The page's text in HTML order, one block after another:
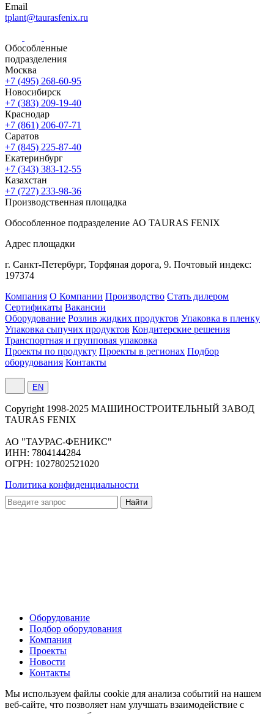
Email
tplant@taurasfenix.ru
Обособленные
подразделения
Москва
+7 (495) 268-60-95
Новосибирск
+7 (383) 209-19-40
Краснодар
+7 (861) 206-07-71
Саратов
+7 (845) 225-87-40
Екатеринбург
+7 (343) 383-12-55
Казахстан
+7 (727) 233-98-36
Производственная площадка
Обособленное подразделение АО TAURAS FENIX
Адрес площадки
г. Санкт-Петербург, Торфяная дорога, 9. Почтовый индекс:
197374
Компания О Компании Производство Стать дилером
Сертификаты Вакансии
Оборудование Розлив жидких продуктов Упаковка в пленку
Упаковка сыпучих продуктов Кондитерские решения
Транспортная и групповая упаковка
Проекты по продукту Проекты в регионах Подбор
оборудования Контакты
EN
Сopyright 1998-2025 МАШИНОСТРОИТЕЛЬНЫЙ ЗАВОД
TAURAS FENIX
АО "ТАУРАС-ФЕНИКС"
ИНН: 7804144284
ОГРН: 1027802521020
Политика конфиденциальности
Оборудование
Подбор оборудования
Компания
Проекты
Новости
Контакты
Мы используем файлы cookie для анализа событий на нашем
веб-сайте, что позволяет нам улучшать взаимодействие с